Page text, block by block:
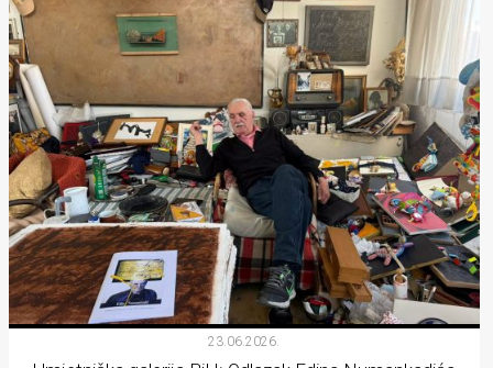
23.06.2026.